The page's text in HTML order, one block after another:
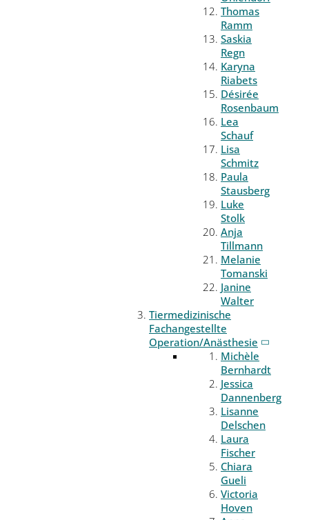
Thomas
Ramm
Saskia
Regn
Karyna
Riabets
Désirée
Rosenbaum
Lea
Schauf
Lisa
Schmitz
Paula
Stausberg
Luke
Stolk
Anja
Tillmann
Melanie
Tomanski
Janine
Walter
Tiermedizinische
Fachangestellte
Operation/Anästhesie
Michèle
Bernhardt
Jessica
Dannenberg
Lisanne
Delschen
Laura
Fischer
Chiara
Gueli
Victoria
Hoven